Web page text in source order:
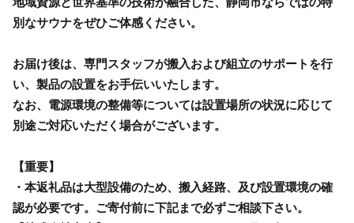
別なサウナをぜひご体感ください。
お届け後は、専門スタッフが搬入および組立のサポートを行
い、製品の設置をお手伝いいたします。
なお、電源環境の整備等については設置場所の状況に応じて
別途ご対応いただく場合がございます。
【重要】
・本返礼品は大型設備のため、搬入経路、及び設置環境の確
認が必要です。ご寄付前に下記まで必ずご相談下さい。